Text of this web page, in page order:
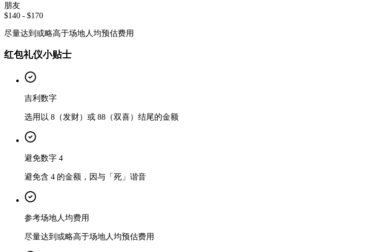
朋友
$140 - $170
尽量达到或略高于场地人均预估费用
红包礼仪小贴士
吉利数字
选用以 8（发财）或 88（双喜）结尾的金额
避免数字 4
避免含 4 的金额，因与「死」谐音
参考场地人均费用
尽量达到或略高于场地人均预估费用